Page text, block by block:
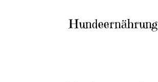
Hundeernährung